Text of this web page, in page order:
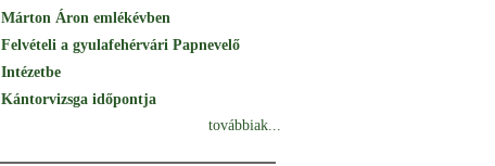
Márton Áron emlékévben
Felvételi a gyulafehérvári Papnevelő
Intézetbe
Kántorvizsga időpontja
továbbiak...